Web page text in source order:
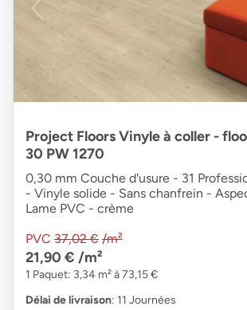
Project Floors Vinyle à coller -
30 PW 1270
0,30 mm Couche d'usure - 31
- Vinyle solide - Sans chanfrein -
Lame PVC - crème
PVC 37,02 € /m²
21,90 € /m²
1 Paquet: 3,34 m² à 73,15 €
Délai de livraison: 11 Journées